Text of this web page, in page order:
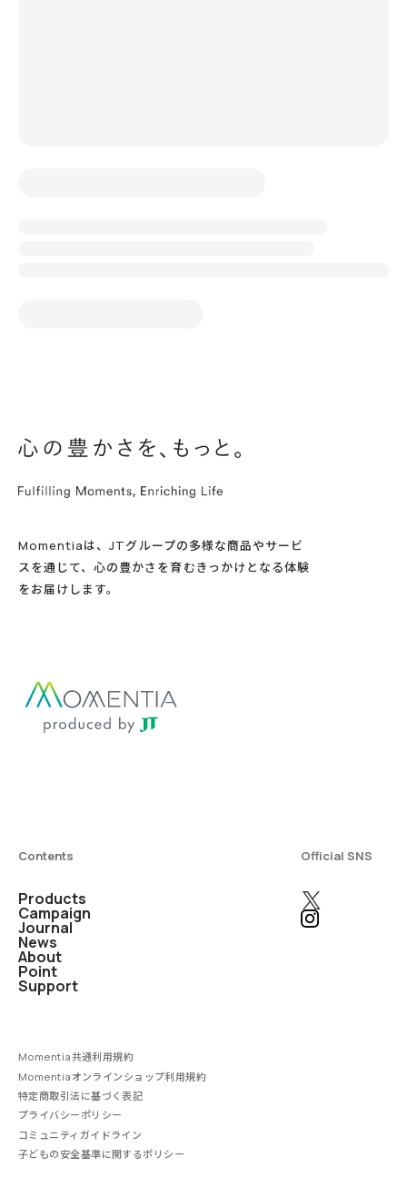
Momentiaは、JTグループの多様な商品やサービ
スを通じて、心の豊かさを育むきっかけとなる体験
をお届けします。
Contents
Products
Campaign
Journal
News
About
Point
Support
Official SNS
Momentia共通利用規約
Momentiaオンラインショップ利用規約
特定商取引法に基づく表記
プライバシーポリシー
コミュニティガイドライン
子どもの安全基準に関するポリシー